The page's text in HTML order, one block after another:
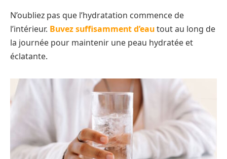
N’oubliez pas que l’hydratation commence de
l’intérieur. Buvez suffisamment d’eautout au long de
la journée pour maintenir une peau hydratée et
éclatante.